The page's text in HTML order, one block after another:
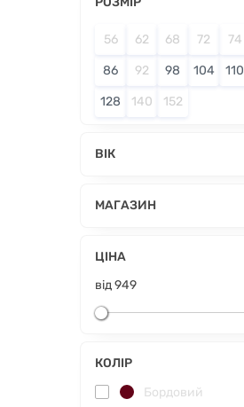
56 62 68 72 74
86 92 98 104 110
128 140 152
ВІК
МАГАЗИН
ЦІНА
від949
КОЛІР
Бордовий